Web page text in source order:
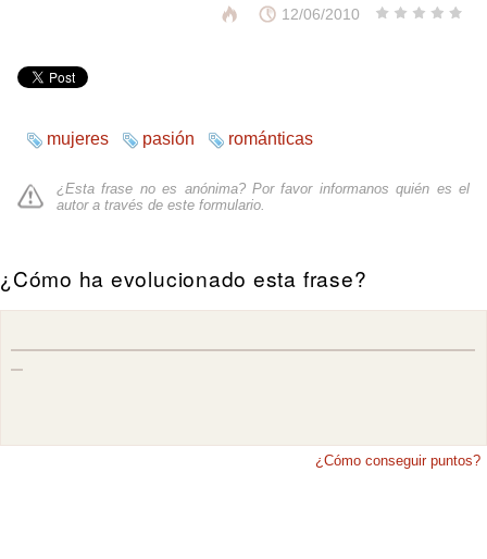
12/06/2010
mujeres pasión románticas
¿Esta frase no es anónima? Por favor informanos quién es el
autor a través de este formulario.
¿Cómo ha evolucionado esta frase?
¿Cómo conseguir puntos?